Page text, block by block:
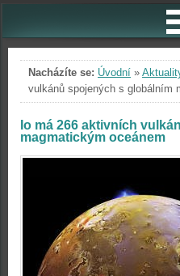
Nacházíte se: Úvodní »
vulkánů spojených s globálním
Io má 266 aktivních
magmatickým oceánem